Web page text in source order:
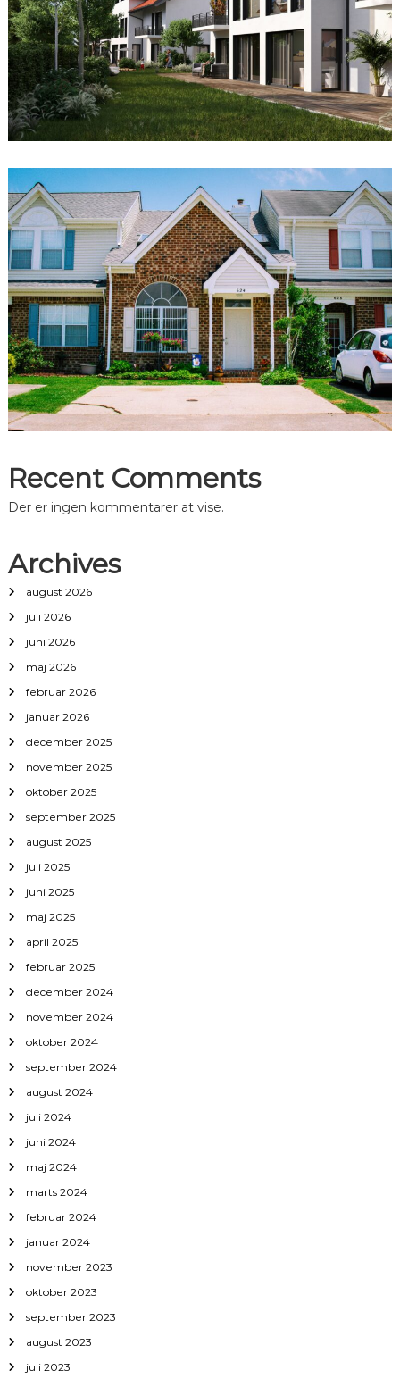
Recent Comments
Der er ingen kommentarer at vise.
Archives
august 2026
juli 2026
juni 2026
maj 2026
februar 2026
januar 2026
december 2025
november 2025
oktober 2025
september 2025
august 2025
juli 2025
juni 2025
maj 2025
april 2025
februar 2025
december 2024
november 2024
oktober 2024
september 2024
august 2024
juli 2024
juni 2024
maj 2024
marts 2024
februar 2024
januar 2024
november 2023
oktober 2023
september 2023
august 2023
juli 2023